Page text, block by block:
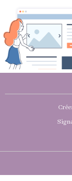
Pierrefort